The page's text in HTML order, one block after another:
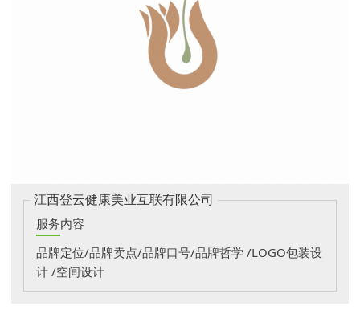
江西登云健康美业互联有限公司
服务内容
品牌定位/品牌卖点/品牌口号/品牌哲学 /LOGO包装设
计 /空间设计